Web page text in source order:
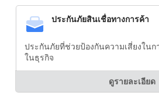
ประกันภัยสินเชื่อทางการค้า
ประกันภัยที่ช่วยป้องกันความเสี่ยงในก
ในธุรกิจ
ดูรายละเอียด